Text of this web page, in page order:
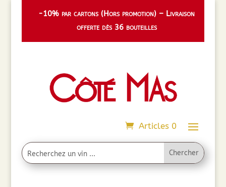
-10% par cartons (Hors promotion) – Livraison
offerte dès 36 bouteilles
Articles 0